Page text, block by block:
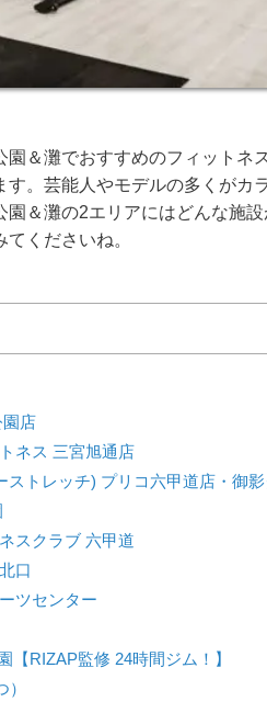
園＆灘でおすすめのフィットネ
す。芸能人やモデルの多くがカ
園＆灘の2エリアにはどんな施
くださいね。
店
ネス 三宮旭通店
ストレッチ) プリコ六甲道店・御
スクラブ 六甲道
口
ツセンター
【RIZAP監修 24時間ジム！】